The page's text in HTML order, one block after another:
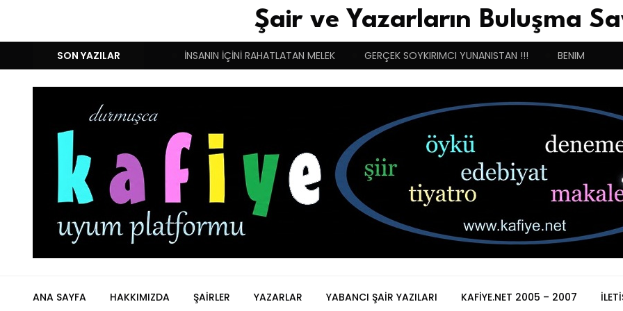
Şair ve Yazarların Buluşma
SON YAZILAR
DUYGULARIN BASARINDIR! İNSANIN İÇİNİ RAHATLATAN MELEK GERÇEK SOYKIRIMCI YUNANISTAN !!! BENIM
ANA SAYFA HAKKIMIZDA ŞAIRLER YAZARLAR YABANCI ŞAIR YAZILARI KAFIYE.NET 2005 – 2007